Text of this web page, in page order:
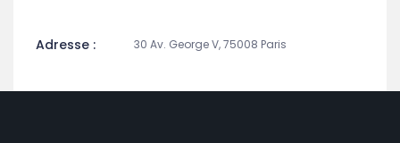
Adresse : 30 Av. George V, 75008 Paris